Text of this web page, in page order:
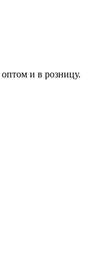
и в розницу.